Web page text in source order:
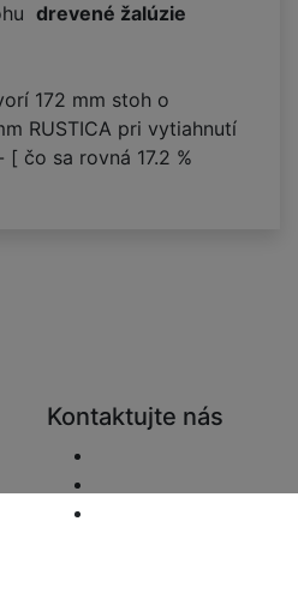
drevené žalúzie
172 mm stoh o
RUSTICA pri vytiahnutí
[ čo sa rovná 17.2 %
Kontaktujte nás